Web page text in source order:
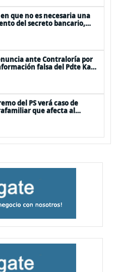
que no es necesaria una
del secreto bancario,
ante Contraloría por
falsa del Pdte Kast
del PS verá caso de
que afecta al